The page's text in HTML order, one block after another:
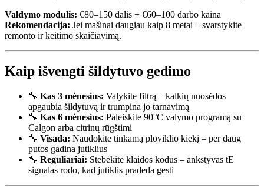
Valdymo modulis: €80–150 dalis + €60–100 darbo kaina
Rekomendacija: Jei mašinai daugiau kaip 8 metai – svarstykite
remonto ir keitimo skaičiavimą.
Kaip išvengti šildytuvo gedimo
🔧 Kas 3 mėnesius: Valykite filtrą – kalkių nuosėdos
apgaubia šildytuvą ir trumpina jo tarnavimą
🔧 Kas 6 mėnesius: Paleiskite 90°C valymo programą su
Calgon arba citrinų rūgštimi
🔧 Visada: Naudokite tinkamą ploviklio kiekį – per daug
putos gadina jutiklius
🔧 Reguliariai: Stebėkite klaidos kodus – ankstyvas tE
signalas rodo, kad jutiklis pradeda gesti